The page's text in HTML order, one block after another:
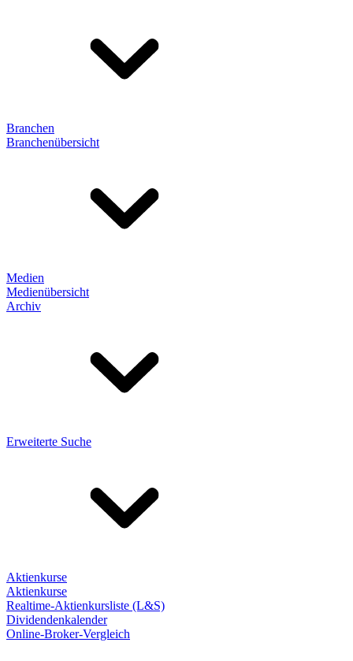
Branchen
Branchenübersicht
Medien
Medienübersicht
Archiv
Erweiterte Suche
Aktienkurse
Aktienkurse
Realtime-Aktienkursliste (L&S)
Dividendenkalender
Online-Broker-Vergleich